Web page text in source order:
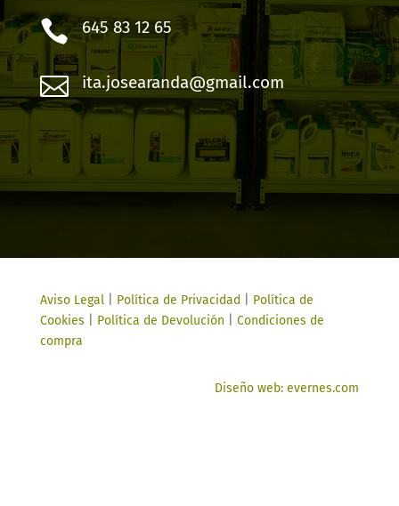
 645 83 12 65
 ita.josearanda@gmail.com
Aviso Legal| Política de Privacidad
Política de
Cookies
Política de Devolución
Condiciones de
compra
Diseño web: evernes.com